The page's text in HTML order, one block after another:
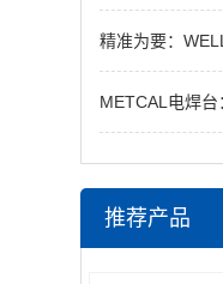
精准为要：WELLER
METCAL电焊台：
推荐产品